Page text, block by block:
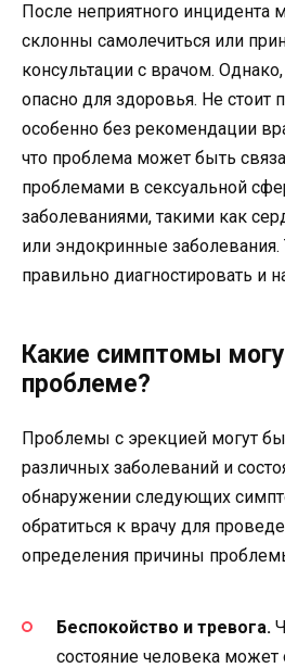
После неприятного инцидента
склонны самолечиться или
консультации с врачом.
опасно для здоровья. Не стоит
особенно без рекомендации
что проблема может быть
проблемами в сексуальной
заболеваниями, такими как
или эндокринные
правильно диагностировать и
Какие симптомы
проблеме?
Проблемы с эрекцией могут
различных заболеваний и
обнаружении следующих
обратиться к врачу для
определения причины
Беспокойство и тревога.
состояние человека